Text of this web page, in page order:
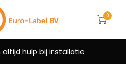
0
ons met een 9.3